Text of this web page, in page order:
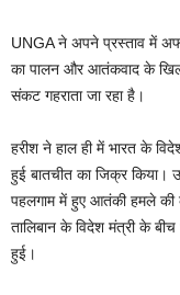
UNGA ने अपने प्रस्ताव में
का पालन और आतंकवाद के
संकट गहराता जा रहा है।
हरीश ने हाल ही में भारत के
हुई बातचीत का जिक्र किया।
पहलगाम में हुए आतंकी हमले की
तालिबान के विदेश मंत्री के बीच
हुई।